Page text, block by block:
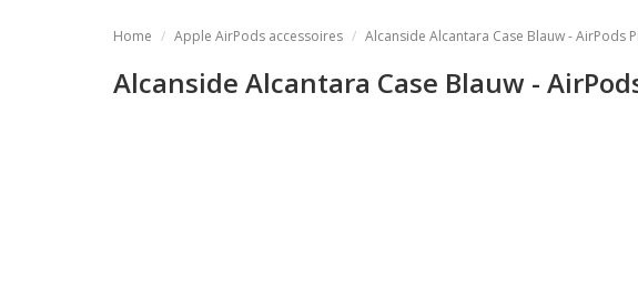
Home Apple AirPods accessoires Alcanside Alcantara Case Blauw - AirPods
Alcanside Alcantara Case Blauw -